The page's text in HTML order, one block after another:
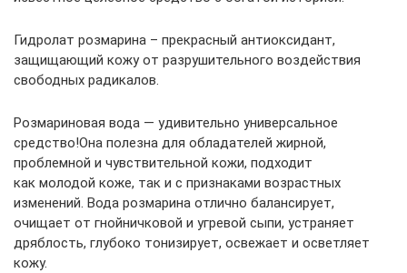
Гидролат розмарина – прекрасный антиоксидант,
защищающий кожу от разрушительного воздействия
свободных радикалов.
Розмариновая вода — удивительно универсальное
средство!Она полезна для обладателей жирной,
проблемной и чувствительной кожи, подходит
как молодой коже, так и с признаками возрастных
изменений. Вода розмарина отлично балансирует,
очищает от гнойничковой и угревой сыпи, устраняет
дряблость, глубоко тонизирует, освежает и осветляет
кожу.